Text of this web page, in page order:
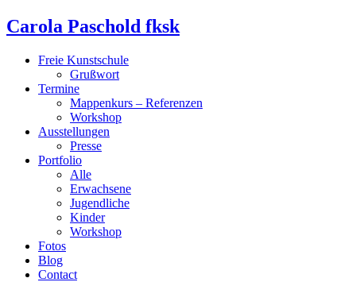
Carola Paschold fksk
Freie Kunstschule
Grußwort
Termine
Mappenkurs – Referenzen
Workshop
Ausstellungen
Presse
Portfolio
Alle
Erwachsene
Jugendliche
Kinder
Workshop
Fotos
Blog
Contact